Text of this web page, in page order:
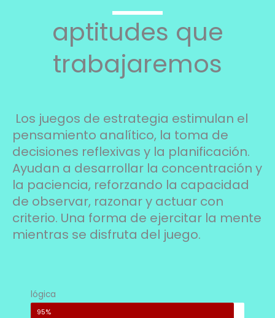
aptitudes que
trabajaremos
Los juegos de estrategia estimulan el
pensamiento analítico, la toma de
decisiones reflexivas y la planificación.
Ayudan a desarrollar la concentración y
la paciencia, reforzando la capacidad
de observar, razonar y actuar con
criterio. Una forma de ejercitar la mente
mientras se disfruta del juego.
lógica
95%